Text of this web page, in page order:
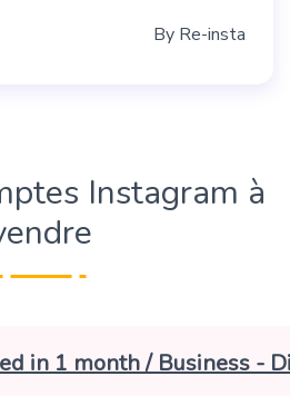
By Re-insta
Instagram à
in 1 month / Business -